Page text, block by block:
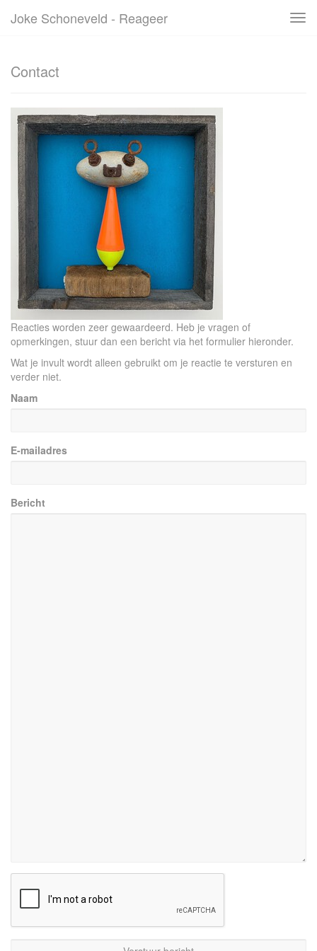
Joke Schoneveld - Reageer
Contact
Reacties worden zeer gewaardeerd. Heb je vragen of
opmerkingen, stuur dan een bericht via het formulier hieronder.
Wat je invult wordt alleen gebruikt om je reactie te versturen en
verder niet.
Naam
E-mailadres
Bericht